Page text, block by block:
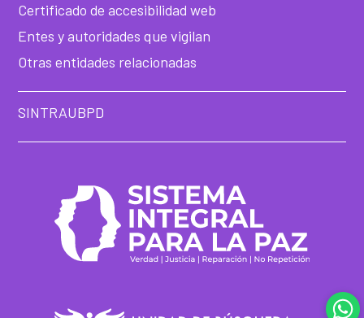
Certificado de accesibilidad web
Entes y autoridades que vigilan
Otras entidades relacionadas
SINTRAUBPD